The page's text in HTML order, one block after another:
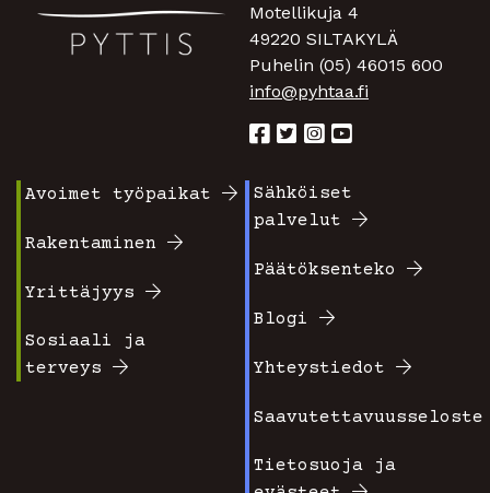
Motellikuja 4
49220 SILTAKYLÄ
Puhelin (05) 46015 600
info@pyhtaa.fi
valikko
1
Avoimet työpaikat
Rakentaminen
Yrittäjyys
Sosiaali ja
terveys
Footer
2
Sähköiset
palvelut
Päätöksenteko
Blogi
Yhteystiedot
Saavutettavuusseloste
Tietosuoja ja